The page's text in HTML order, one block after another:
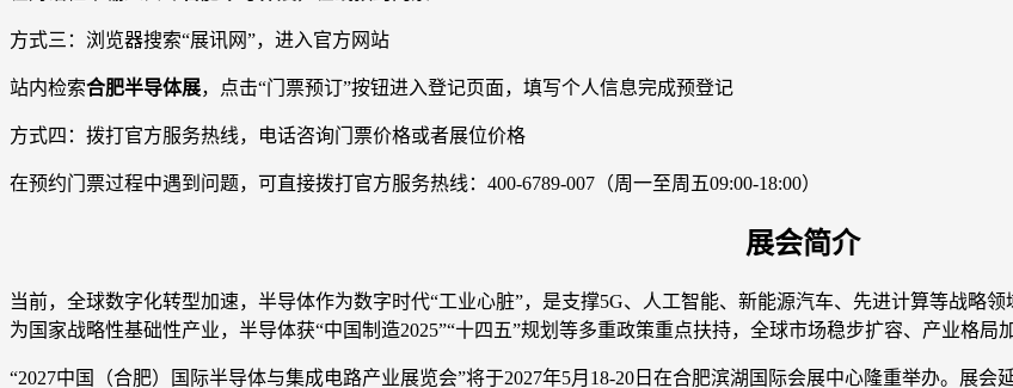
方式三：浏览器搜索“展讯网”，进入官方网站
站内检索合肥半导体展，点击“门票预订”按钮进入登记页面，填写个人信息完成预登记
方式四：拨打官方服务热线，电话咨询门票价格或者展位价格
在预约门票过程中遇到问题，可直接拨打官方服务热线：400-6789-007（周一至周五09:00-18:00）
展会简介
当前，全球数字化转型加速，半导体作为数字时代“工业心脏”，是支撑5G、人工智能、新能源汽车、先进计算等战略
为国家战略性基础性产业，半导体获“中国制造2025”“十四五”规划等多重政策重点扶持，全球市场稳步扩容、产业格局
“2027中国（合肥）国际半导体与集成电路产业展览会”将于2027年5月18-20日在合肥滨湖国际会展中心隆重举办。展